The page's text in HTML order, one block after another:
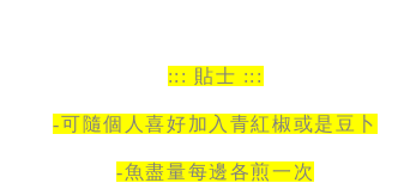
::: 貼士 :::
-可隨個人喜好加入青紅椒或是豆卜
-魚盡量每邊各煎一次